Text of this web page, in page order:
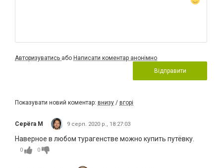
Авторизуватись або Написати коментар анонімно
Відправити
Показувати новий коментар: внизу / вгорі
Серёга М 9 серп. 2020 р., 18:27:03
Наверное в любом турагенстве можно купить путёвку.
0 0